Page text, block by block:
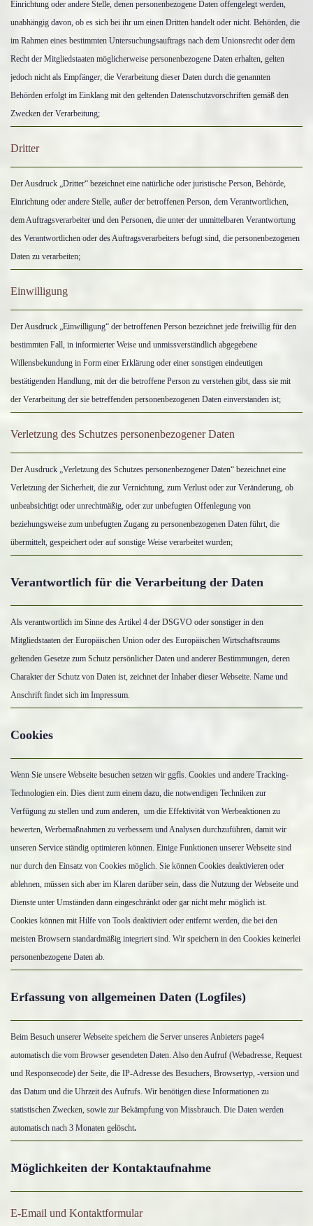
Einrichtung oder andere Stelle, denen personenbezogene Daten offengelegt werden,
unabhängig davon, ob es sich bei ihr um einen Dritten handelt oder nicht. Behörden, die
im Rahmen eines bestimmten Untersuchungsauftrags nach dem Unionsrecht oder dem
Recht der Mitgliedstaaten möglicherweise personenbezogene Daten erhalten, gelten
jedoch nicht als Empfänger; die Verarbeitung dieser Daten durch die genannten
Behörden erfolgt im Einklang mit den geltenden Datenschutzvorschriften gemäß den
Zwecken der Verarbeitung;
Dritter
Der Ausdruck „Dritter“ bezeichnet eine natürliche oder juristische Person, Behörde,
Einrichtung oder andere Stelle, außer der betroffenen Person, dem Verantwortlichen,
dem Auftragsverarbeiter und den Personen, die unter der unmittelbaren Verantwortung
des Verantwortlichen oder des Auftragsverarbeiters befugt sind, die personenbezogenen
Daten zu verarbeiten;
Einwilligung
Der Ausdruck „Einwilligung“ der betroffenen Person bezeichnet jede freiwillig für den
bestimmten Fall, in informierter Weise und unmissverständlich abgegebene
Willensbekundung in Form einer Erklärung oder einer sonstigen eindeutigen
bestätigenden Handlung, mit der die betroffene Person zu verstehen gibt, dass sie mit
der Verarbeitung der sie betreffenden personenbezogenen Daten einverstanden ist;
Verletzung des Schutzes personenbezogener Daten
Der Ausdruck „Verletzung des Schutzes personenbezogener Daten“ bezeichnet eine
Verletzung der Sicherheit, die zur Vernichtung, zum Verlust oder zur Veränderung, ob
unbeabsichtigt oder unrechtmäßig, oder zur unbefugten Offenlegung von
beziehungsweise zum unbefugten Zugang zu personenbezogenen Daten führt, die
übermittelt, gespeichert oder auf sonstige Weise verarbeitet wurden;
Verantwortlich für die Verarbeitung der Daten
Als verantwortlich im Sinne des Artikel 4 der DSGVO oder sonstiger in den
Mitgliedstaaten der Europäischen Union oder des Europäischen Wirtschaftsraums
geltenden Gesetze zum Schutz persönlicher Daten und anderer Bestimmungen, deren
Charakter der Schutz von Daten ist, zeichnet der Inhaber dieser Webseite. Name und
Anschrift findet sich im Impressum.
Cookies
Wenn Sie unsere Webseite besuchen setzen wir ggfls. Cookies und andere Tracking-
Technologien ein. Dies dient zum einem dazu, die notwendigen Techniken zur
Verfügung zu stellen und zum anderen, um die Effektivität von Werbeaktionen zu
bewerten, Werbemaßnahmen zu verbessern und Analysen durchzuführen, damit wir
unseren Service ständig optimieren können. Einige Funktionen unserer Webseite sind
nur durch den Einsatz von Cookies möglich. Sie können Cookies deaktivieren oder
ablehnen, müssen sich aber im Klaren darüber sein, dass die Nutzung der Webseite und
Dienste unter Umständen dann eingeschränkt oder gar nicht mehr möglich ist.
Cookies können mit Hilfe von Tools deaktiviert oder entfernt werden, die bei den
meisten Browsern standardmäßig integriert sind. Wir speichern in den Cookies keinerlei
personenbezogene Daten ab.
Erfassung von allgemeinen Daten (Logfiles)
Beim Besuch unserer Webseite speichern die Server unseres Anbieters page4
automatisch die vom Browser gesendeten Daten. Also den Aufruf (Webadresse, Request
und Responsecode) der Seite, die IP-Adresse des Besuchers, Browsertyp, -version und
das Datum und die Uhrzeit des Aufrufs. Wir benötigen diese Informationen zu
statistischen Zwecken, sowie zur Bekämpfung von Missbrauch. Die Daten werden
automatisch nach 3 Monaten gelöscht.
Möglichkeiten der Kontaktaufnahme
E-Email und Kontaktformular